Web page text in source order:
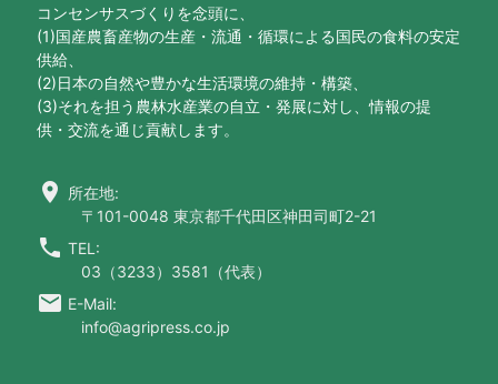
コンセンサスづくりを念頭に、
(1)国産農畜産物の生産・流通・循環による国民の食料の安定
供給、
(2)日本の自然や豊かな生活環境の維持・構築、
(3)それを担う農林水産業の自立・発展に対し、情報の提
供・交流を通じ貢献します。
location_on 所在地:
〒101-0048 東京都千代田区神田司町2-21
call TEL:
03（3233）3581（代表）
email E-Mail:
info@agripress.co.jp